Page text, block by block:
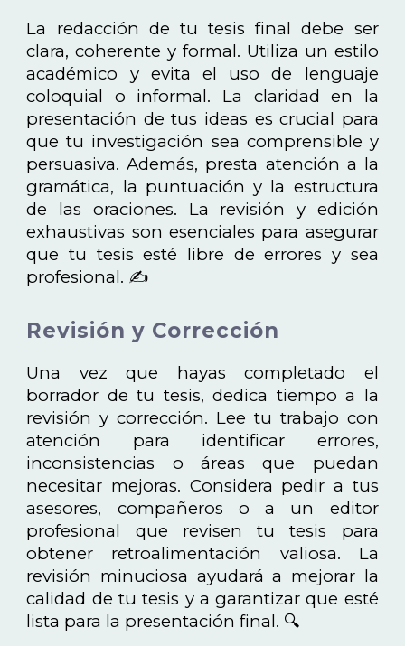
La redacción de tu tesis final debe ser
clara, coherente y formal. Utiliza un estilo
académico y evita el uso de lenguaje
coloquial o informal. La claridad en la
presentación de tus ideas es crucial para
que tu investigación sea comprensible y
persuasiva. Además, presta atención a la
gramática, la puntuación y la estructura
de las oraciones. La revisión y edición
exhaustivas son esenciales para asegurar
que tu tesis esté libre de errores y sea
profesional. ✍️
Revisión y Corrección
Una vez que hayas completado el
borrador de tu tesis, dedica tiempo a la
revisión y corrección. Lee tu trabajo con
atención para identificar errores,
inconsistencias o áreas que puedan
necesitar mejoras. Considera pedir a tus
asesores, compañeros o a un editor
profesional que revisen tu tesis para
obtener retroalimentación valiosa. La
revisión minuciosa ayudará a mejorar la
calidad de tu tesis y a garantizar que esté
lista para la presentación final. 🔍